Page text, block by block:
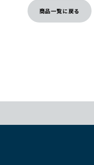
商品一覧に戻る